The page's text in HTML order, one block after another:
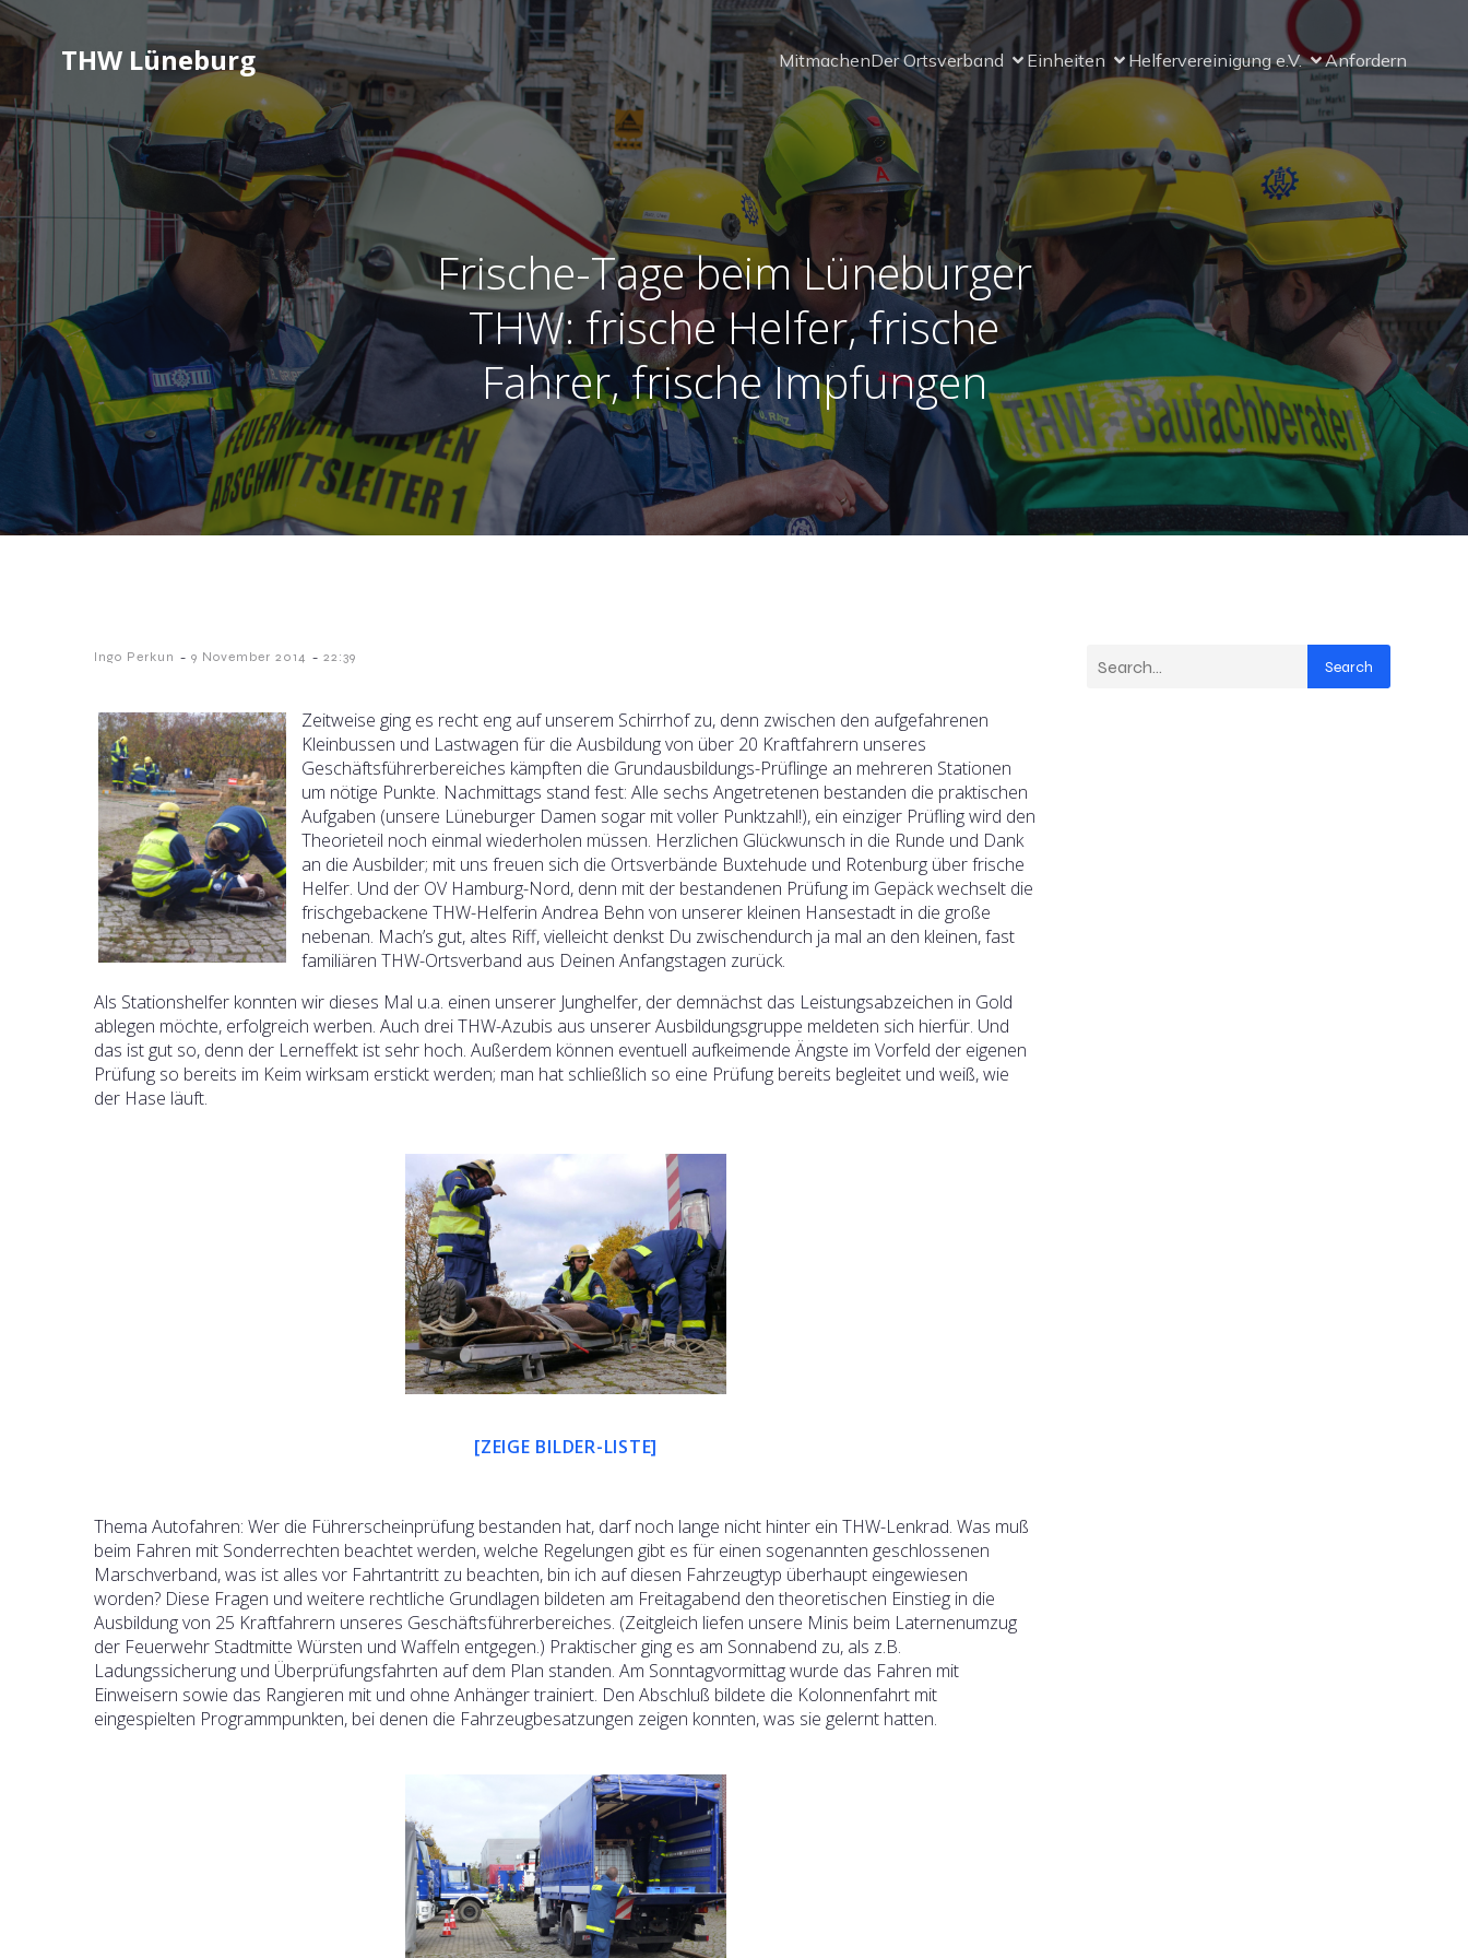
THW Lüneburg MitmachenDer Ortsverband Einheiten Helfervereinigung e.V. Anfordern
Frische-Tage beim Lüneburger
THW: frische Helfer, frische
Fahrer, frische Impfungen
Ingo Perkun - 9 November 2014 - 22:39
Zeitweise ging es recht eng auf unserem Schirrhof zu, denn zwischen den aufgefahrenen
Kleinbussen und Lastwagen für die Ausbildung von über 20 Kraftfahrern unseres
Geschäftsführerbereiches kämpften die Grundausbildungs-Prüflinge an mehreren Stationen
um nötige Punkte. Nachmittags stand fest: Alle sechs Angetretenen bestanden die praktischen
Aufgaben (unsere Lüneburger Damen sogar mit voller Punktzahl!), ein einziger Prüfling wird den
Theorieteil noch einmal wiederholen müssen. Herzlichen Glückwunsch in die Runde und Dank
an die Ausbilder; mit uns freuen sich die Ortsverbände Buxtehude und Rotenburg über frische
Helfer. Und der OV Hamburg-Nord, denn mit der bestandenen Prüfung im Gepäck wechselt die
frischgebackene THW-Helferin Andrea Behn von unserer kleinen Hansestadt in die große
nebenan. Mach’s gut, altes Riff, vielleicht denkst Du zwischendurch ja mal an den kleinen, fast
familiären THW-Ortsverband aus Deinen Anfangstagen zurück.
Als Stationshelfer konnten wir dieses Mal u.a. einen unserer Junghelfer, der demnächst das Leistungsabzeichen in Gold
ablegen möchte, erfolgreich werben. Auch drei THW-Azubis aus unserer Ausbildungsgruppe meldeten sich hierfür. Und
das ist gut so, denn der Lerneffekt ist sehr hoch. Außerdem können eventuell aufkeimende Ängste im Vorfeld der eigenen
Prüfung so bereits im Keim wirksam erstickt werden; man hat schließlich so eine Prüfung bereits begleitet und weiß, wie
der Hase läuft.
[ZEIGE BILDER-LISTE]
Thema Autofahren: Wer die Führerscheinprüfung bestanden hat, darf noch lange nicht hinter ein THW-Lenkrad. Was muß
beim Fahren mit Sonderrechten beachtet werden, welche Regelungen gibt es für einen sogenannten geschlossenen
Marschverband, was ist alles vor Fahrtantritt zu beachten, bin ich auf diesen Fahrzeugtyp überhaupt eingewiesen
worden? Diese Fragen und weitere rechtliche Grundlagen bildeten am Freitagabend den theoretischen Einstieg in die
Ausbildung von 25 Kraftfahrern unseres Geschäftsführerbereiches. (Zeitgleich liefen unsere Minis beim Laternenumzug
der Feuerwehr Stadtmitte Würsten und Waffeln entgegen.) Praktischer ging es am Sonnabend zu, als z.B.
Ladungssicherung und Überprüfungsfahrten auf dem Plan standen. Am Sonntagvormittag wurde das Fahren mit
Einweisern sowie das Rangieren mit und ohne Anhänger trainiert. Den Abschluß bildete die Kolonnenfahrt mit
eingespielten Programmpunkten, bei denen die Fahrzeugbesatzungen zeigen konnten, was sie gelernt hatten.
Search